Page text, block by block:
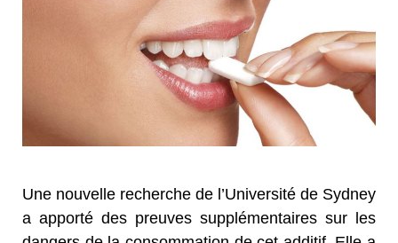
Une nouvelle recherche de l’Université de Sydney
a apporté des preuves supplémentaires sur les